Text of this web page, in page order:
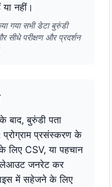
नहीं।
गया सभी डेटा बुरुंडी
सीधे परीक्षण और प्रदर्शन
बाद, बुरुंडी पता
प्रोग्राम प्रसंस्करण के
लिए CSV, या पहचान
लेआउट जनरेट कर
में सहेजने के लिए